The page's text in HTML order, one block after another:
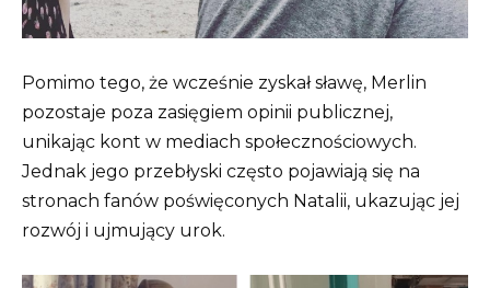
Pomimo tego, że wcześnie zyskał sławę, Merlin
pozostaje poza zasięgiem opinii publicznej,
unikając kont w mediach społecznościowych.
Jednak jego przebłyski często pojawiają się na
stronach fanów poświęconych Natalii, ukazując jej
rozwój i ujmujący urok.